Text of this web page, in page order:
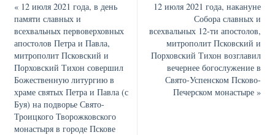
«12 июля 2021 года, в день
памяти славных и
всехвальных первоверховных
апостолов Петра и Павла,
митрополит Псковский и
Порховский Тихон совершил
Божественную литургию в
храме святых Петра и Павла (с
Буя) на подворье Свято-
Троицкого Творожковского
монастыря в городе Пскове
12 июля 2021 года, накануне
Собора славных и
всехвальных 12-ти апостолов,
митрополит Псковский и
Порховский Тихон возглавил
вечернее богослужение в
Свято-Успенском Псково-
Печерском монастыре»